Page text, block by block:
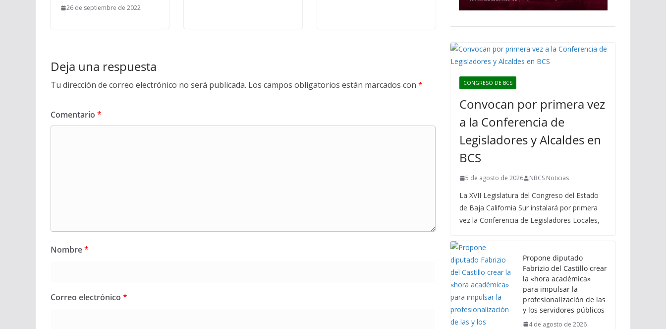
26 de septiembre de 2022
Deja una respuesta
Tu dirección de correo electrónico no será publicada. Los campos obligatorios están marcados con *
Comentario *
Nombre*
Correo electrónico *
CONGRESO DE BCS
Convocan por primera vez
a la Conferencia de
Legisladores y Alcaldes en
BCS
5 de agosto de 2026 NBCS Noticias
La XVII Legislatura del Congreso del Estado
de Baja California Sur instalará por primera
vez la Conferencia de Legisladores Locales,
Propone diputado
Fabrizio del Castillo crear
la «hora académica»
para impulsar la
profesionalización de las
y los servidores públicos
4 de agosto de 2026